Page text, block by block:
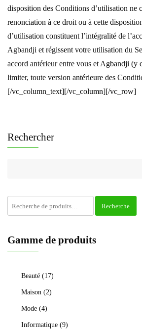
disposition des Conditions d’utilisation ne
renonciation à ce droit ou à cette
d’utilisation constituent l’intégralité de
Agbandji et régissent votre utilisation du
accord antérieur entre vous et Agbandji (y
limiter, toute version antérieure des
[/vc_column_text][/vc_column][/vc_row]
Rechercher
pour :
Recherche
Gamme de produits
Beauté (17)
Maison (2)
Mode (4)
Informatique (9)